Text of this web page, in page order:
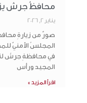
محافظُ جرش
يناير 2, 2026
صورٌ من زيارةِ
المجلسُ الأمنيّ
في محافظةِ جرش
المجيد ورأس
اقرأ المزيد »